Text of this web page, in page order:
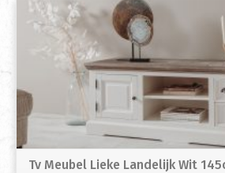
Tv Meubel Lieke Landelijk Wit